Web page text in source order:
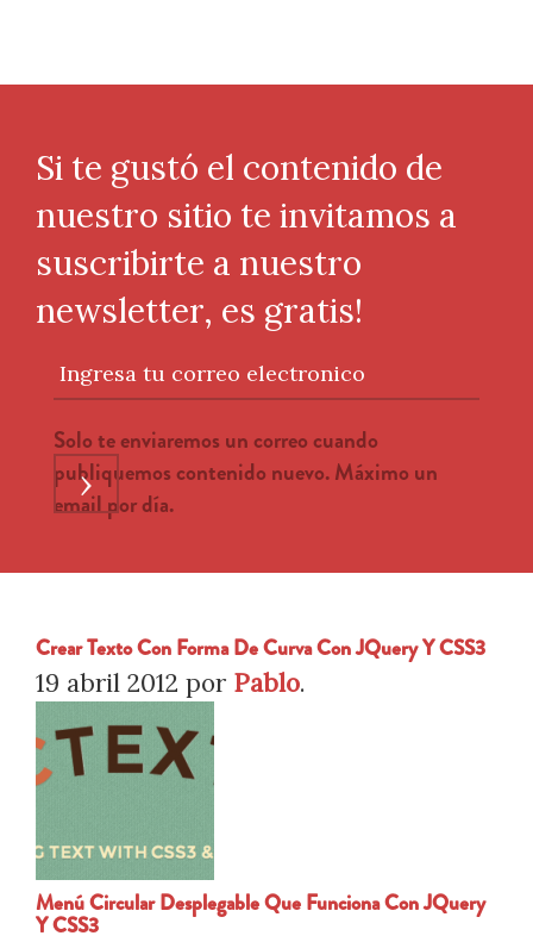
Si te gustó el contenido de
nuestro sitio te invitamos a
suscribirte a nuestro
newsletter, es gratis!
Ingresa tu correo electronico
Solo te enviaremos un correo cuando
publiquemos contenido nuevo. Máximo un
email por día.
›
Crear Texto Con Forma De Curva Con JQuery Y CSS3
19 abril 2012 por Pablo.
Menú Circular Desplegable Que Funciona Con JQuery
Y CSS3